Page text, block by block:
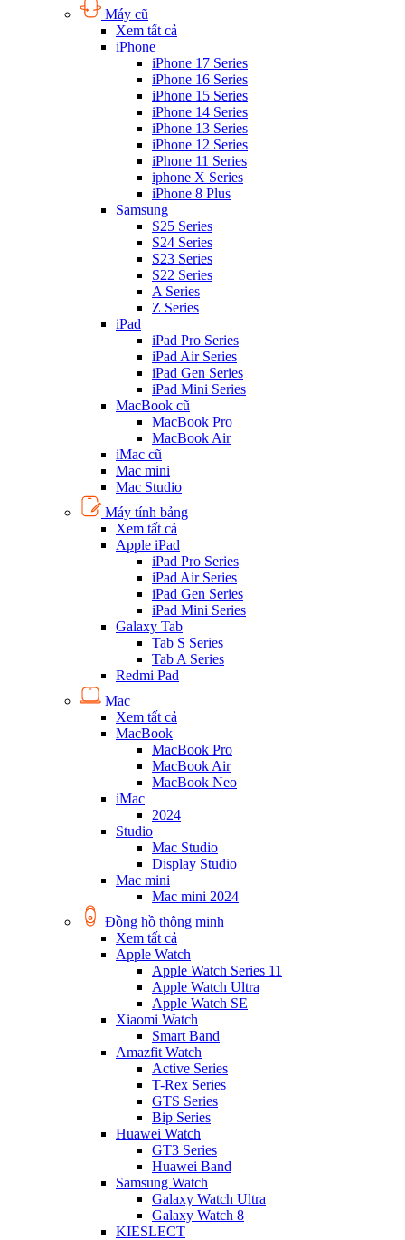
Máy cũ
Xem tất cả
iPhone
iPhone 17 Series
iPhone 16 Series
iPhone 15 Series
iPhone 14 Series
iPhone 13 Series
iPhone 12 Series
iPhone 11 Series
iphone X Series
iPhone 8 Plus
Samsung
S25 Series
S24 Series
S23 Series
S22 Series
A Series
Z Series
iPad
iPad Pro Series
iPad Air Series
iPad Gen Series
iPad Mini Series
MacBook cũ
MacBook Pro
MacBook Air
iMac cũ
Mac mini
Mac Studio
Máy tính bảng
Xem tất cả
Apple iPad
iPad Pro Series
iPad Air Series
iPad Gen Series
iPad Mini Series
Galaxy Tab
Tab S Series
Tab A Series
Redmi Pad
Mac
Xem tất cả
MacBook
MacBook Pro
MacBook Air
MacBook Neo
iMac
2024
Studio
Mac Studio
Display Studio
Mac mini
Mac mini 2024
Đồng hồ thông minh
Xem tất cả
Apple Watch
Apple Watch Series 11
Apple Watch Ultra
Apple Watch SE
Xiaomi Watch
Smart Band
Amazfit Watch
Active Series
T-Rex Series
GTS Series
Bip Series
Huawei Watch
GT3 Series
Huawei Band
Samsung Watch
Galaxy Watch Ultra
Galaxy Watch 8
KIESLECT